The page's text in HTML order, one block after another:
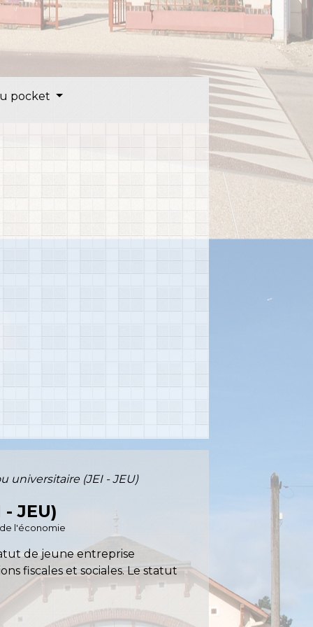
pocket
universitaire (JEI - JEU)
- JEU)
l'économie
de jeune entreprise
fiscales et sociales. Le statut